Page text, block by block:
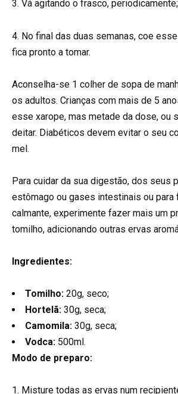
3. Vá agitando o frasco, periodicamente;
4. No final das duas semanas, coe
fica pronto a tomar.
Aconselha-se 1 colher de sopa de
os adultos. Crianças com mais de 5
esse xarope, mas metade da dose, ou
deitar. Diabéticos devem evitar o seu
mel.
Para cuidar da sua digestão, dos seus
estômago ou gases intestinais ou para
calmante, experimente fazer mais um
tomilho, adicionando outras ervas
Ingredientes:
Tomilho: 20g, seco;
Hortelã: 30g, seca;
Camomila: 30g, seca;
Vodca: 500ml.
Modo de preparo:
1. Misture todas as ervas num